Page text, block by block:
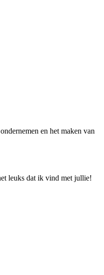
en het maken van
leuks dat ik vind met jullie!